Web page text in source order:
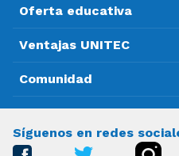
Oferta educativa
Ventajas UNITEC
Comunidad
Síguenos en redes